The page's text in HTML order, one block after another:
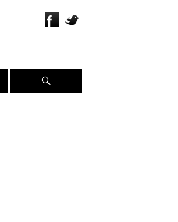
Recherche